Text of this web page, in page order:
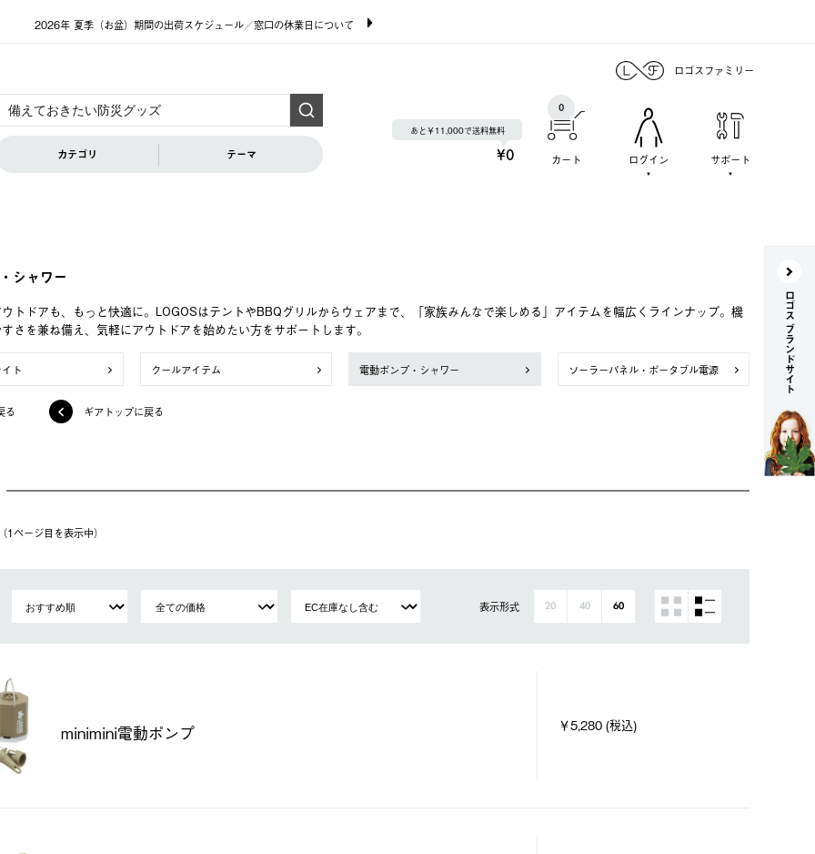
2026年 夏季（お盆）期間の出荷スケジュール／窓口の休業日について
ロゴスファミリー
カテゴリ テーマ
あと￥11,000で送料無料
¥0 カート
0
ログイン サポート
シャワー
トドアも、もっと快適に。LOGOSはテントやBBQグリルからウェアまで、「家族みんなで楽しめる」アイテムを幅広くラインナップ。機
さを兼ね備え、気軽にアウトドアを始めたい方をサポートします。
ト クールアイテム 電動ポンプ・シャワー ソーラーパネル・ポータブル電源
る ギアトップに戻る
ページ⽬を表⽰中）
表示形式 20 40 60
minimini電動ポンプ ￥5,280 (税込)
ロゴス ブランドサイト